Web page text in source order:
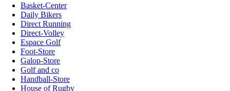
Basket-Center
Daily Bikers
Direct Running
Direct-Volley
Espace Golf
Foot-Store
Galop-Store
Golf and co
Handball-Store
House of Rugby